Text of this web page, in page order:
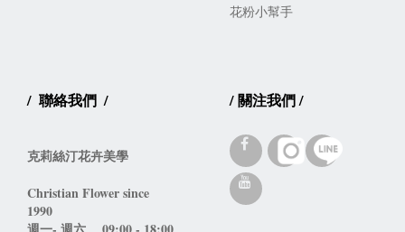
花粉小幫手
/ 聯絡我們 /
克莉絲汀花卉美學
Christian Flower since
1990
/關注我們/